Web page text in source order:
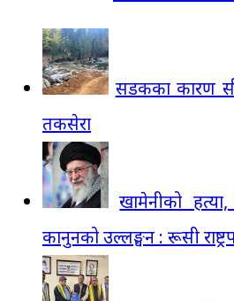
सडकका कारण
तकसेरा
खामेनीको हत्या,
कानुनको उल्लङ्घन : रूसी